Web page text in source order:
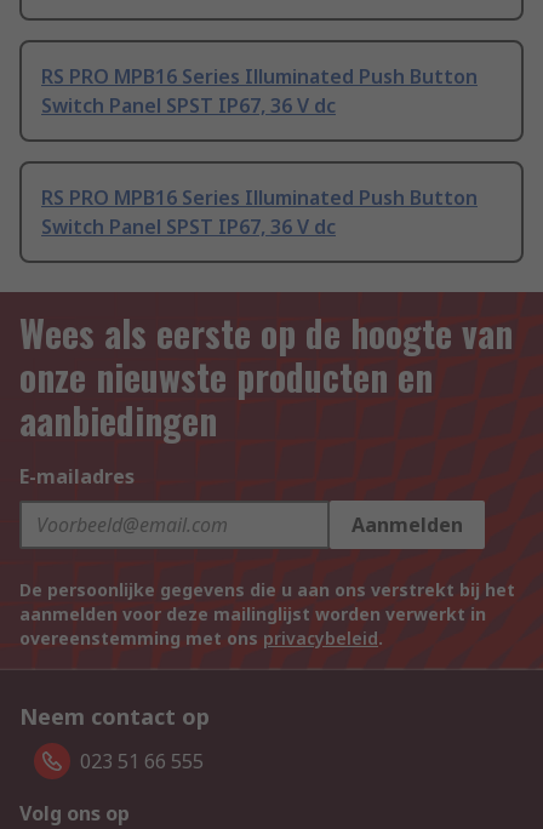
RS PRO MPB16 Series Illuminated Push Button
Switch Panel SPST IP67, 36 V dc
RS PRO MPB16 Series Illuminated Push Button
Switch Panel SPST IP67, 36 V dc
Wees als eerste op de hoogte van
onze nieuwste producten en
aanbiedingen
E-mailadres
Aanmelden
De persoonlijke gegevens die u aan ons verstrekt bij het
aanmelden voor deze mailinglijst worden verwerkt in
overeenstemming met ons privacybeleid.
Neem contact op
023 51 66 555
Volg ons op